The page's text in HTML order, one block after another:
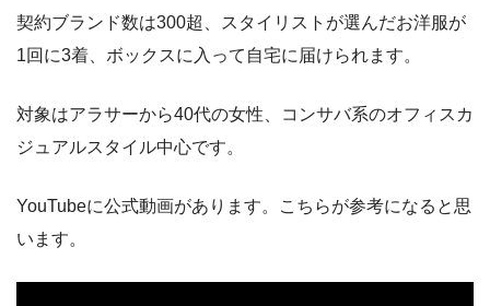
契約ブランド数は300超、スタイリストが選んだお洋服が
1回に3着、ボックスに入って自宅に届けられます。
対象はアラサーから40代の女性、コンサバ系のオフィスカ
ジュアルスタイル中心です。
YouTubeに公式動画があります。こちらが参考になると思
います。